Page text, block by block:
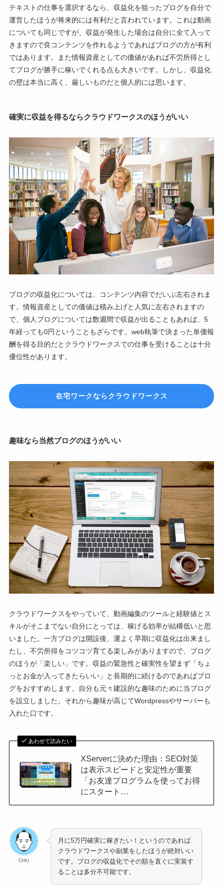
テキストの仕事を選択するなら、収益化を狙ったブログを自分で
運営したほうが将来的には有利だと言われています。これは動画
についても同じですが、収益が発生した場合は自分に全て入って
きますので良コンテンツを作れるようであればブログの方が有利
ではあります。また情報資産としての価値があれば不労所得とし
てブログが勝手に稼いでくれる点も大きいです。しかし、収益化
の壁は本当に高く、厳しいものだと個人的には思います。
確実に収益を得るならクラウドワークスのほうがいい
ブログの収益化については、コンテンツ内容でだいぶ左右されま
す。情報資産としての価値は積み上げと人気に左右されますの
で、個人ブログについては数週間で収益が出ることもあれば、5
年経っても0円ということもざらです。web執筆で決まった単価報
酬を得る目的だとクラウドワークスでの仕事を受けることは十分
優位性があります。
在宅ワークならクラウドワークス
趣味なら当然ブログのほうがいい
クラウドワークスをやっていて、動画編集のツールと経験値とス
キルがそこまでない自分にとっては、稼げる効率が結構低いと思
いました。一方ブログは開設後、運よく早期に収益化は出来まし
たし、不労所得をコツコツ育てる楽しみがありますので、ブログ
のほうが「楽しい」です。収益の緊急性と確実性を望まず「ちょ
っとお金が入ってきたらいい」と長期的に続けるのであればブロ
グをおすすめします。自分も元々建設的な趣味のために当ブログ
を設立しました。それから趣味が高じてWordpressやサーバーも
入れた口です。
あわせて読みたい
XServerに決めた理由：SEO対策
は表示スピードと安定性が重要
「お友達プログラムを使ってお得
にスタート…
CHU
月に5万円確実に稼ぎたい！というのであれば
クラウドワークスや副業をしたほうが絶対いい
です。ブログの収益化でその額を直ぐに実装す
ることは多分不可能です。